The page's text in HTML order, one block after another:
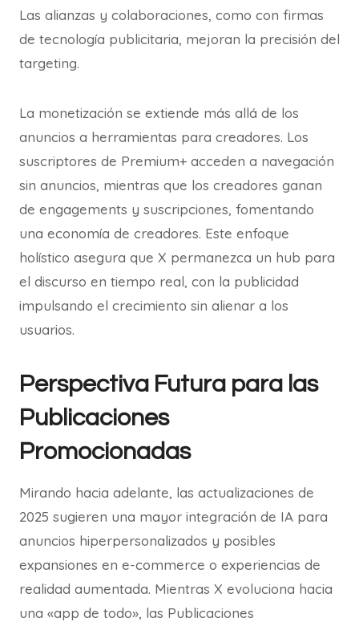
Las alianzas y colaboraciones, como con firmas
de tecnología publicitaria, mejoran la precisión del
targeting.
La monetización se extiende más allá de los
anuncios a herramientas para creadores. Los
suscriptores de Premium+ acceden a navegación
sin anuncios, mientras que los creadores ganan
de engagements y suscripciones, fomentando
una economía de creadores. Este enfoque
holístico asegura que X permanezca un hub para
el discurso en tiempo real, con la publicidad
impulsando el crecimiento sin alienar a los
usuarios.
Perspectiva Futura para las
Publicaciones
Promocionadas
Mirando hacia adelante, las actualizaciones de
2025 sugieren una mayor integración de IA para
anuncios hiperpersonalizados y posibles
expansiones en e-commerce o experiencias de
realidad aumentada. Mientras X evoluciona hacia
una «app de todo», las Publicaciones